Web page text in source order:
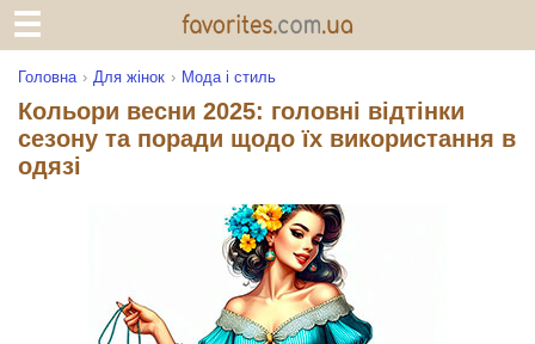
Головна Для жінок Мода і стиль
Кольори весни 2025: головні відтінки
сезону та поради щодо їх використання в
одязі